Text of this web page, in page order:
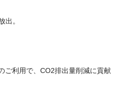
出。
ご利用で、CO2排出量削減に貢献